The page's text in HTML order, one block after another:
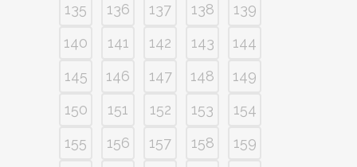
135
136 137 138
139
140
141 142 143
144
145
146 147 148
149
150
151 152 153
154
155
156 157 158
159